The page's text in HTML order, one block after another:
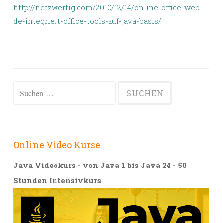
http://netzwertig.com/2010/12/14/online-office-web-
de-integriert-office-tools-auf-java-basis/.
Suchen
Online Video Kurse
Java Videokurs - von Java 1 bis Java 24 - 50
Stunden Intensivkurs